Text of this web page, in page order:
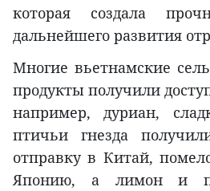
которая создала
дальнейшего развития
Многие вьетнамские
продукты получили
например, дуриан,
птичьи гнезда
отправку в Китай,
Японию, а лимон и